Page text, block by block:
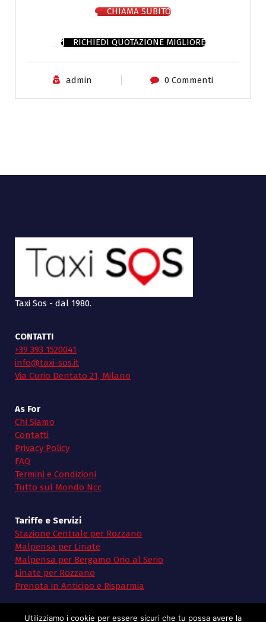
CHIAMA SUBITO
RICHIEDI QUOTAZIONE MIGLIORE
admin 0 Commenti
Taxi Sos - dal 1980.
CONTATTI
+39 393 1520041
info@taxi-sos.it
Via Curio Dentato 21, Milano
As For
Chi Siamo
Contatti
Privacy Policy
FAQ
Termini e Condizioni
Tutto sul Mondo Ncc
Tariffe e Servizi
Stazione Centrale per Rozzano
Malpensa per Linate
Malpensa per Bergamo Orio al Serio
Linate per Rozzano
Prenota in Anticipo e Risparmia
Utilizziamo i cookie per essere sicuri che tu possa avere la